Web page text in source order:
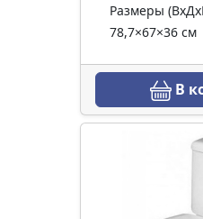
Размеры
78,7×67×36 см
В